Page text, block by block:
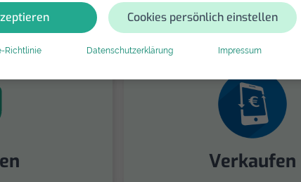
Cookies persönlich einstellen
Richtlinie Datenschutzerklärung Impressum
selbst. Ersatzteile ab
Verkaufen